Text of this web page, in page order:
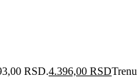
RSD.4.396,00 RSD